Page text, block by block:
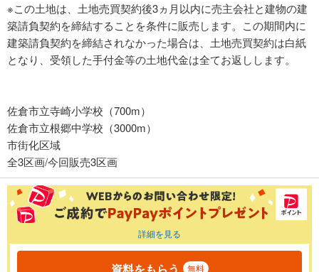
※この土地は、土地売買契約後3ヵ月以内に売主会社と建物の建
築請負契約を締結することを条件に販売します。この期間内に
建築請負契約を締結されなかった場合は、土地売買契約は白紙
となり、受領した手付金等の土地代金は全てお返しします。
佐倉市立寺崎小学校（700m）
佐倉市立根郷中学校（3000m）
市街化区域
全3区画/今回販売3区画
詳細を見る
資料をもらう 無料